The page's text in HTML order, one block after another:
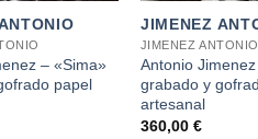
– «Sima»
papel
JIMENEZ
JIMENEZ ANTONIO
Antonio
grabado y
artesanal
360,00 €